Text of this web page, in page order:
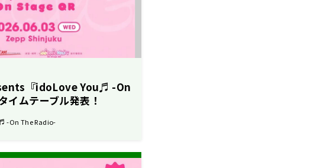
『idoLove You♬ -On
イムテーブル発表！
-On The Radio-